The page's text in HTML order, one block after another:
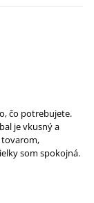
čo potrebujete.
je vkusný a
tovarom,
som spokojná.